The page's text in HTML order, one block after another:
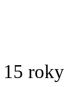
15 roky